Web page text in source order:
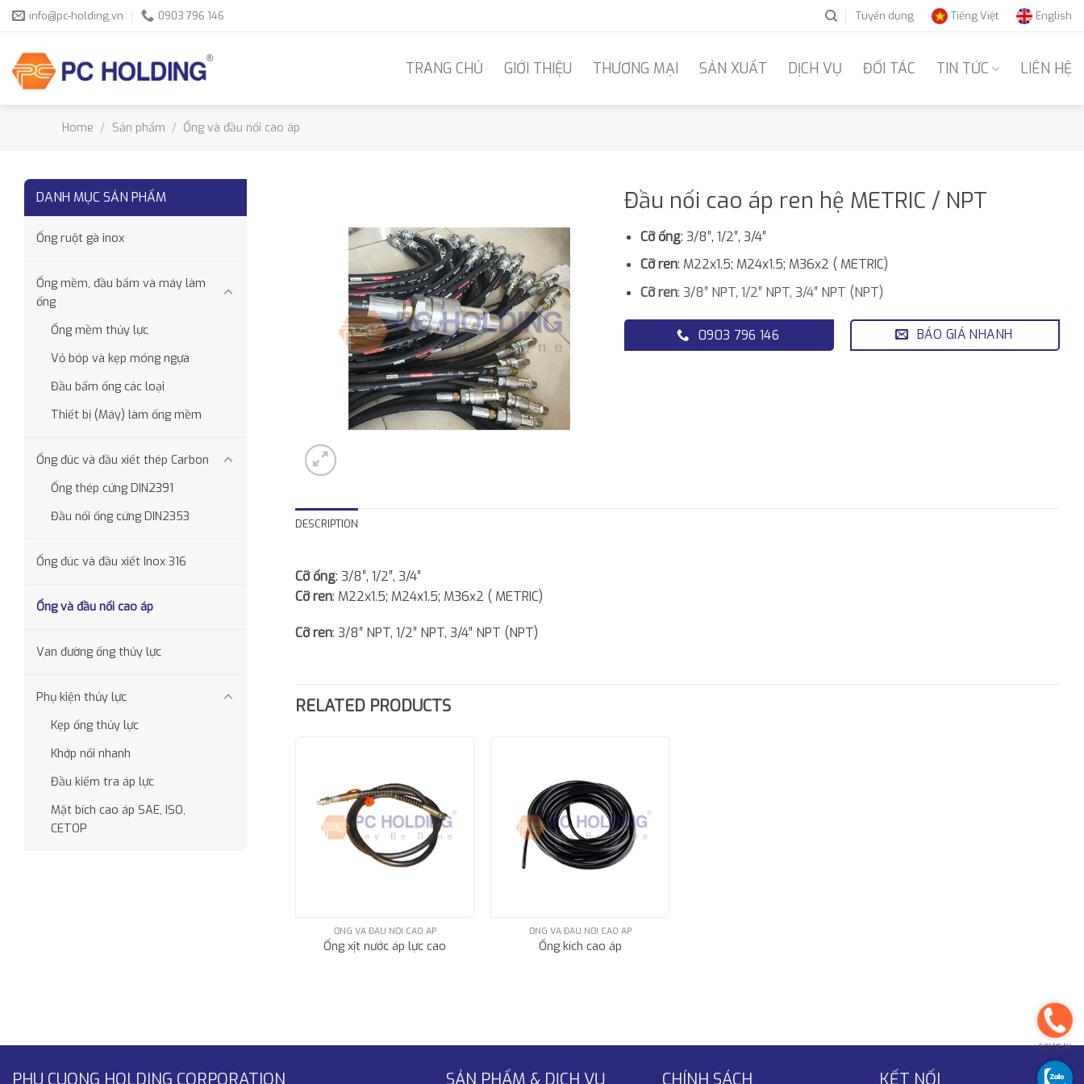
Skip
content
info@pc-holding.vn 0903 796 146 Tuyển dụng Tiếng Việt English
TRANG CHỦ GIỚI THIỆU THƯƠNG MẠI SẢN XUẤT DỊCH VỤ ĐỐI TÁC TIN TỨC LIÊN HỆ
Home / Sản phẩm / Ống và đầu nối cao áp
DANH MỤC SẢN PHẨM
Ống ruột gà inox
Ống mềm, đầu bấm và máy làm
ống
Ống mềm thủy lực
Vỏ bóp và kẹp móng ngựa
Đầu bấm ống các loại
Thiết bị (Máy) làm ống mềm
Ống đúc và đầu xiết thép Carbon
Ống thép cứng DIN2391
Đầu nối ống cứng DIN2353
Ống đúc và đầu xiết Inox 316
Ống và đầu nối cao áp
Van đường ống thủy lực
Phụ kiện thủy lực
Kẹp ống thủy lực
Khớp nối nhanh
Đầu kiểm tra áp lực
Mặt bích cao áp SAE, ISO,
CETOP
Đầu nối cao áp ren hệ METRIC / NPT
Cỡ ống: 3/8″, 1/2″, 3/4″
Cỡ ren: M22x1.5; M24x1.5; M36x2 ( METRIC)
Cỡ ren: 3/8″ NPT, 1/2″ NPT, 3/4″ NPT (NPT)
0903 796 146 BÁO GIÁ NHANH
DESCRIPTION
Cỡ ống: 3/8″, 1/2″, 3/4″
Cỡ ren: M22x1.5; M24x1.5; M36x2 ( METRIC)
Cỡ ren: 3/8″ NPT, 1/2″ NPT, 3/4″ NPT (NPT)
RELATED PRODUCTS
ỐNG VÀ ĐẦU NỐI CAO ÁP
Ống xịt nước áp lực cao
ỐNG VÀ ĐẦU NỐI CAO ÁP
Ống kích cao áp
GỌI NGAY